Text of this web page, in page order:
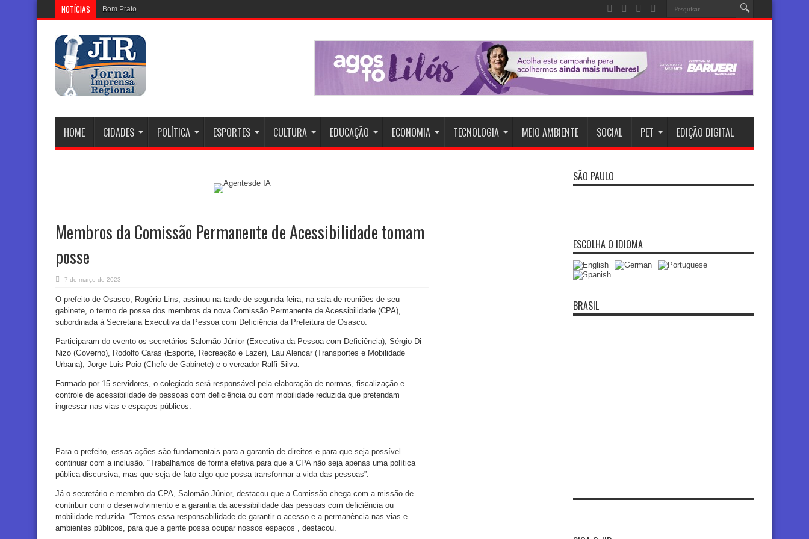
NOTÍCIAS Bom Prato celebra Dia dos Pais
HOME CIDADES POLÍTICA ESPORTES CULTURA EDUCAÇÃO ECONOMIA TECNOLOGIA MEIO AMBIENTE SOCIAL PET EDIÇÃO DIGITAL
Membros da Comissão Permanente de Acessibilidade tomam
posse
7 de março de 2023
O prefeito de Osasco, Rogério Lins, assinou na tarde de segunda-feira, na sala de reuniões de seu
gabinete, o termo de posse dos membros da nova Comissão Permanente de Acessibilidade (CPA),
subordinada à Secretaria Executiva da Pessoa com Deficiência da Prefeitura de Osasco.
Participaram do evento os secretários Salomão Júnior (Executiva da Pessoa com Deficiência), Sérgio Di
Nizo (Governo), Rodolfo Caras (Esporte, Recreação e Lazer), Lau Alencar (Transportes e Mobilidade
Urbana), Jorge Luis Poio (Chefe de Gabinete) e o vereador Ralfi Silva.
Formado por 15 servidores, o colegiado será responsável pela elaboração de normas, fiscalização e
controle de acessibilidade de pessoas com deficiência ou com mobilidade reduzida que pretendam
ingressar nas vias e espaços públicos.
Para o prefeito, essas ações são fundamentais para a garantia de direitos e para que seja possível
continuar com a inclusão. “Trabalhamos de forma efetiva para que a CPA não seja apenas uma política
pública discursiva, mas que seja de fato algo que possa transformar a vida das pessoas”.
Já o secretário e membro da CPA, Salomão Júnior, destacou que a Comissão chega com a missão de
contribuir com o desenvolvimento e a garantia da acessibilidade das pessoas com deficiência ou
mobilidade reduzida. “Temos essa responsabilidade de garantir o acesso e a permanência nas vias e
ambientes públicos, para que a gente possa ocupar nossos espaços”, destacou.
SÃO PAULO
ESCOLHA O IDIOMA
BRASIL